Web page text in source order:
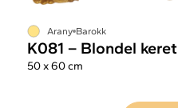
Arany Barokk
K081 – Blondel keret
50 x 60 cm